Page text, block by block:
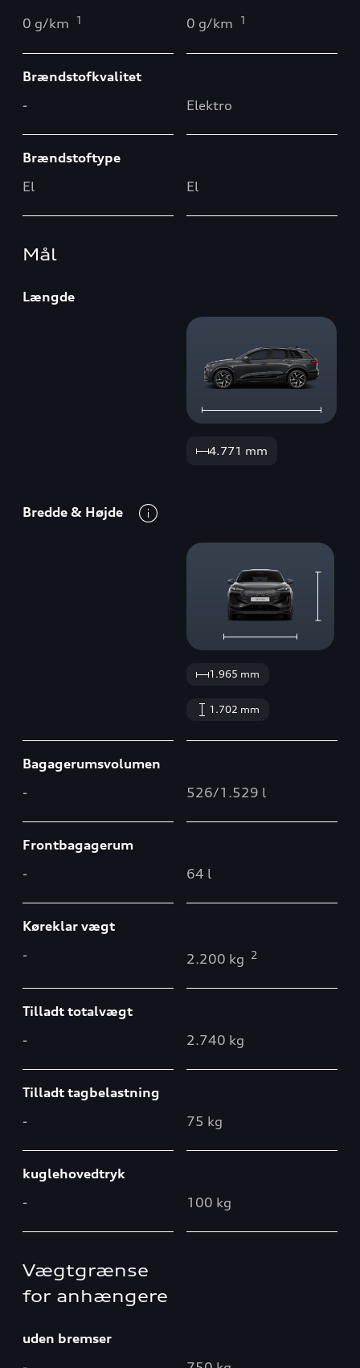
0 g/km 1 0 g/km 1
Brændstofkvalitet
-
Elektro
Brændstoftype
El
El
Mål
Længde
4.771 mm
Bredde & Højde
1.965 mm
1.702 mm
Bagagerumsvolumen
-
526/1.529 l
Frontbagagerum
-
64 l
Køreklar vægt
-
2.200 kg 2
Tilladt totalvægt
-
2.740 kg
Tilladt tagbelastning
-
75 kg
kuglehovedtryk
-
100 kg
Vægtgrænse
for anhængere
uden bremser